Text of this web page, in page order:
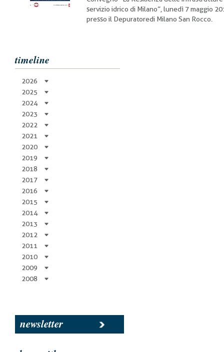
servizio idrico di Milano”, lunedì 7 maggio
presso il Depuratoredi Milano San Rocco.
timeline
2026
2025
2024
2023
2022
2021
2020
2019
2018
2017
2016
2015
2014
2013
2012
2011
2010
2009
2008
newsletter